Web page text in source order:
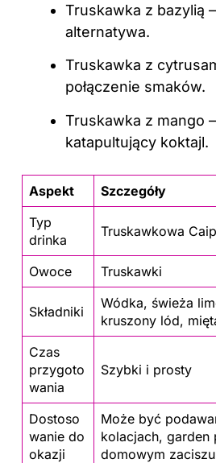
Truskawka z bazylią
alternatywa.
Truskawka z
połączenie smaków.
Truskawka z mango
katapultujący koktajl.
Aspekt
Szczegóły
Typ
drinka
Truskawkowa
Owoce Truskawki
Składniki
Wódka, świeża
kruszony lód,
Czas
przygoto
wania
Szybki i prosty
Dostoso
wanie do
okazji
Może być
kolacjach, garden
domowym zaciszu